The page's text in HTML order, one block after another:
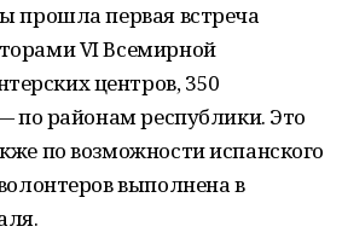
прошла первая встреча
VI Всемирной
центров, 350
по районам республики. Это
по возможности испанского
выполнена в